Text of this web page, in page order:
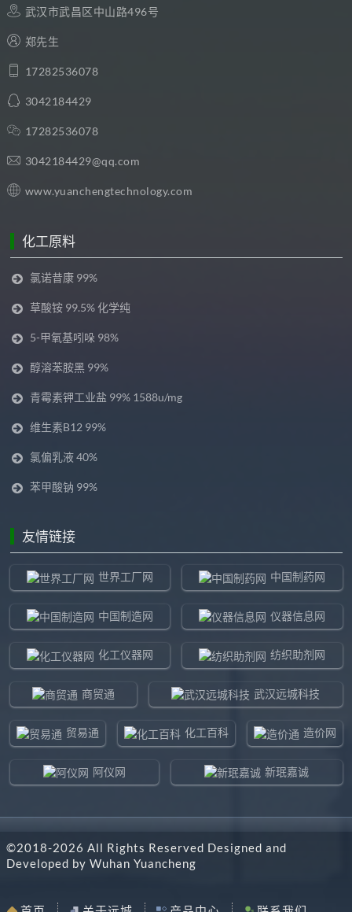
武汉市武昌区中山路496号
郑先生
17282536078
3042184429
17282536078
3042184429@qq.com
www.yuanchengtechnology.com
化工原料
氯诺昔康 99%
草酸铵 99.5% 化学纯
5-甲氧基吲哚 98%
醇溶苯胺黑 99%
青霉素钾工业盐 99% 1588u/mg
维生素B12 99%
氯偏乳液 40%
苯甲酸钠 99%
友情链接
世界工厂网 中国制药网
中国制造网 仪器信息网
化工仪器网 纺织助剂网
商贸通 武汉远城科技
贸易通 化工百科 造价网
阿仪网 新珉嘉诚
东北制造网 药智通
©2018-2026 All Rights Reserved Designed and
Developed by Wuhan Yuancheng